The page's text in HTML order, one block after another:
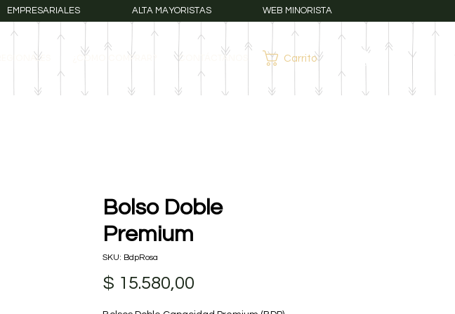
EMPRESARIALES ALTA MAYORISTAS WEB MINORISTA
REGIONALES ¿COMO COMPRAR? CONTÁCTANOS Carrito Iniciar sesión
Bolso Doble
Premium
SKU: BdpRosa
$ 15.580,00